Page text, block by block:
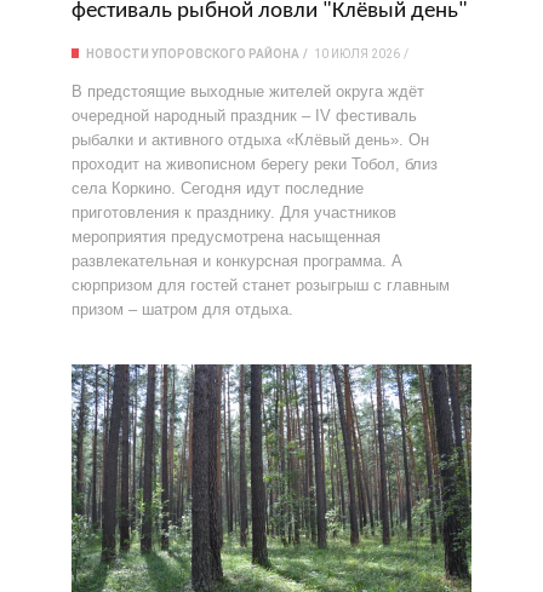
фестиваль рыбной ловли "Клёвый день"
НОВОСТИ УПОРОВСКОГО РАЙОНА 10 ИЮЛЯ 2026
В предстоящие выходные жителей округа ждёт
очередной народный праздник – IV фестиваль
рыбалки и активного отдыха «Клёвый день». Он
проходит на живописном берегу реки Тобол, близ
села Коркино. Сегодня идут последние
приготовления к празднику. Для участников
мероприятия предусмотрена насыщенная
развлекательная и конкурсная программа. А
сюрпризом для гостей станет розыгрыш с главным
призом – шатром для отдыха.